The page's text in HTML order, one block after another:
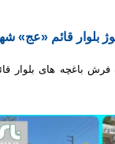
بلوار قائم «عج»
باغچه های بلوار